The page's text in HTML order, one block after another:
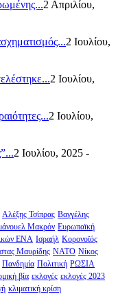
2 Απριλίου,
2 Ιουλίου,
2 Ιουλίου,
2 Ιουλίου,
2 Ιουλίου, 2025 -
Αλέξης Τσίπρας Βαγγέλης
Μακρόν Ευρωπαϊκή
ΕΝΑ Ισραήλ Κορονοϊός
Μαυρίδης ΝΑΤΟ Νίκος
Πανδημία Πολιτική ΡΩΣΙΑ
βία εκλογές εκλογές 2023
κλιματική κρίση